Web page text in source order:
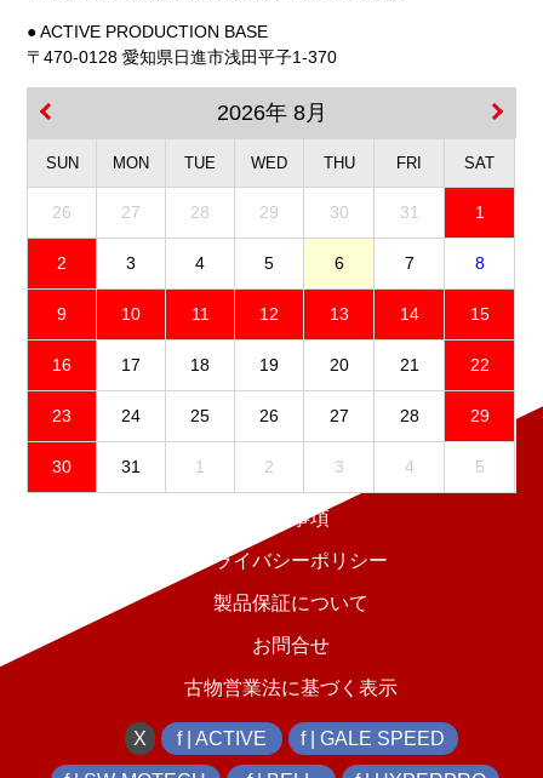
● ACTIVE PRODUCTION BASE
〒470-0128 愛知県日進市浅田平子1-370
2026年 8月
SUN MON TUE WED THU FRI SAT
26 27 28 29 30 31 1
2 3 4 5 6 7 8
9 10 11 12 13 14 15
16 17 18 19 20 21 22
23 24 25 26 27 28 29
30 31 1 2 3 4 5
免責事項
プライバシーポリシー
製品保証について
お問合せ
古物営業法に基づく表示
X f | ACTIVE f | GALE SPEED